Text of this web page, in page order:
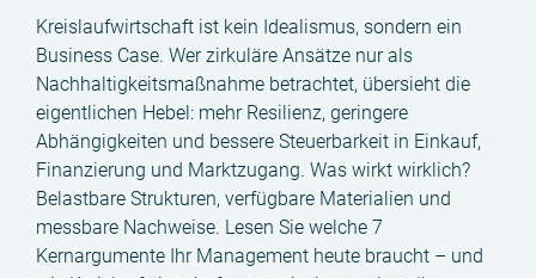
Kreislaufwirtschaft ist kein Idealismus, sondern ein
Business Case. Wer zirkuläre Ansätze nur als
Nachhaltigkeitsmaßnahme betrachtet, übersieht die
eigentlichen Hebel: mehr Resilienz, geringere
Abhängigkeiten und bessere Steuerbarkeit in Einkauf,
Finanzierung und Marktzugang. Was wirkt wirklich?
Belastbare Strukturen, verfügbare Materialien und
messbare Nachweise. Lesen Sie welche 7
Kernargumente Ihr Management heute braucht – und